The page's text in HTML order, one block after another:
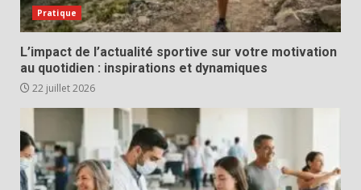
Pratique
L’impact de l’actualité sportive sur votre motivation
au quotidien : inspirations et dynamiques
22 juillet 2026